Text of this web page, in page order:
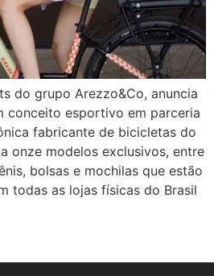
do grupo Arezzo&Co, anuncia
conceito esportivo em parceria
fabricante de bicicletas do
onze modelos exclusivos, entre
bolsas e mochilas que estão
todas as lojas físicas do Brasil